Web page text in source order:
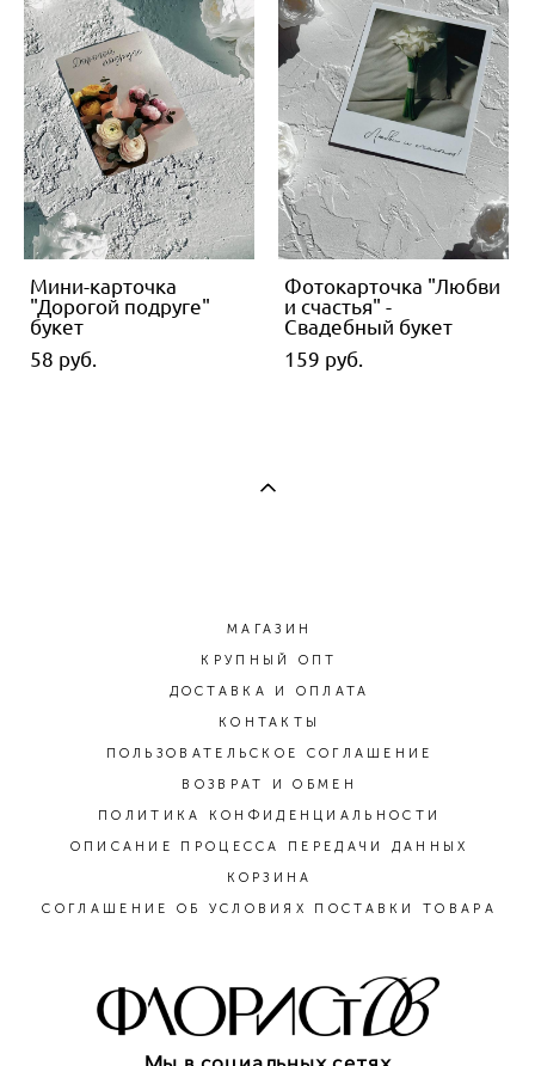
Мини-карточка
"Дорогой подруге"
букет
58 pуб.
Фотокарточка "Любви
и счастья" -
Свадебный букет
159 pуб.
МАГАЗИН
КРУПНЫЙ ОПТ
ДОСТАВКА И ОПЛАТА
КОНТАКТЫ
ПОЛЬЗОВАТЕЛЬСКОЕ СОГЛАШЕНИЕ
ВОЗВРАТ И ОБМЕН
ПОЛИТИКА КОНФИДЕНЦИАЛЬНОСТИ
ОПИСАНИЕ ПРОЦЕССА ПЕРЕДАЧИ ДАННЫХ
КОРЗИНА
СОГЛАШЕНИЕ ОБ УСЛОВИЯХ ПОСТАВКИ ТОВАРА